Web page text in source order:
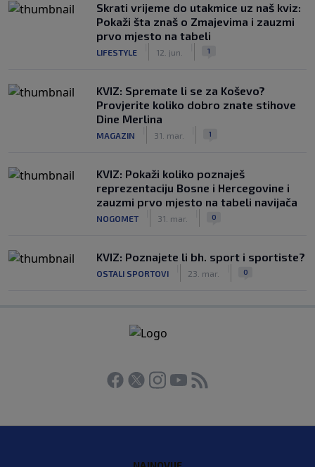
Skrati vrijeme do utakmice uz naš kviz:
Pokaži šta znaš o Zmajevima i zauzmi
prvo mjesto na tabeli
LIFESTYLE 12. jun. 1
KVIZ: Spremate li se za Koševo?
Provjerite koliko dobro znate stihove
Dine Merlina
MAGAZIN 31. mar. 1
KVIZ: Pokaži koliko poznaješ
reprezentaciju Bosne i Hercegovine i
zauzmi prvo mjesto na tabeli navijača
NOGOMET 31. mar. 0
KVIZ: Poznajete li bh. sport i sportiste?
OSTALI SPORTOVI 23. mar. 0